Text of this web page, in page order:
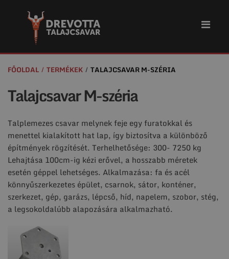
FŐOLDAL TERMÉKEK TALAJCSAVAR M-SZÉRIA
Talajcsavar M-széria
Talplemezes csavar melynek feje egy furatokkal és
menettel kialakított hat lap, így biztosítva a különböző
építmények rögzítését. Terhelhetősége: 300- 7250 kg
Lehajtása 100cm-ig kézi erővel, a hosszabb méretek
esetén géppel lehetséges. Alkalmazása: fa és acél
könnyűszerkezetes épület, csarnok, sátor, konténer,
szerkezet, gép, garázs, lépcső, híd, napelem, szobor, stég,
a legsokoldalúbb alapozására alkalmazható.